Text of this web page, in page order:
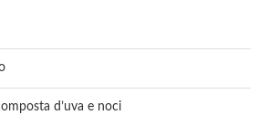
d’uva e noci